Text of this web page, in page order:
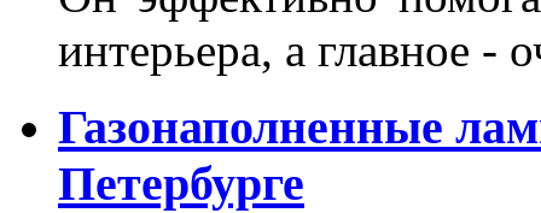
интерьера, а главное
Газонаполненные
Петербурге